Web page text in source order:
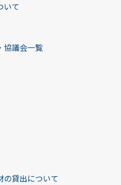
いて
協議会一覧
の貸出について